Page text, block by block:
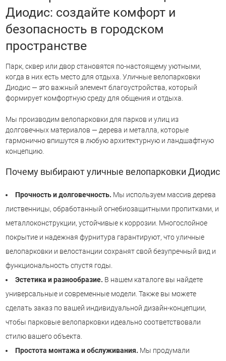
Диодис: создайте комфорт и
безопасность в городском
пространстве
Парк, сквер или двор становятся по-настоящему уютными,
когда в них есть место для отдыха. Уличные велопарковки
Диодис — это важный элемент благоустройства, который
формирует комфортную среду для общения и отдыха.
Мы производим велопарковки для парков и улиц из
долговечных материалов — дерева и металла, которые
гармонично впишутся в любую архитектурную и ландшафтную
концепцию.
Почему выбирают уличные велопарковки Диодис
Прочность и долговечность. Мы используем массив дерева
лиственницы, обработанный огнебиозащитными пропитками, и
металлоконструкции, устойчивые к коррозии. Многослойное
покрытие и надежная фурнитура гарантируют, что уличные
велопарковки и велостанции сохранят свой безупречный вид и
функциональность спустя годы.
Эстетика и разнообразие. В нашем каталоге вы найдете
универсальные и современные модели. Также вы можете
сделать заказ по вашей индивидуальной дизайн-концепции,
чтобы парковые велопарковки идеально соответствовали
стилю вашего объекта.
Простота монтажа и обслуживания. Мы продумали